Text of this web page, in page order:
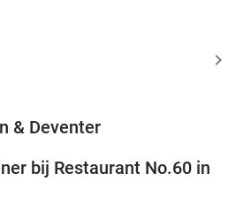
& Deventer
39%
bij Restaurant No.60 in